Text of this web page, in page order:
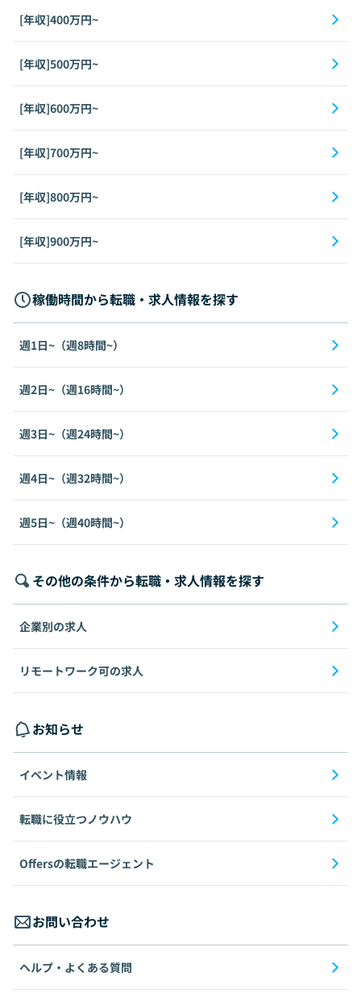
[年収]400万円~
[年収]500万円~
[年収]600万円~
[年収]700万円~
[年収]800万円~
[年収]900万円~
稼働時間から転職・求人情報を探す
週1日~（週8時間~）
週2日~（週16時間~）
週3日~（週24時間~）
週4日~（週32時間~）
週5日~（週40時間~）
その他の条件から転職・求人情報を探す
企業別の求人
リモートワーク可の求人
お知らせ
イベント情報
転職に役立つノウハウ
Offersの転職エージェント
お問い合わせ
ヘルプ・よくある質問